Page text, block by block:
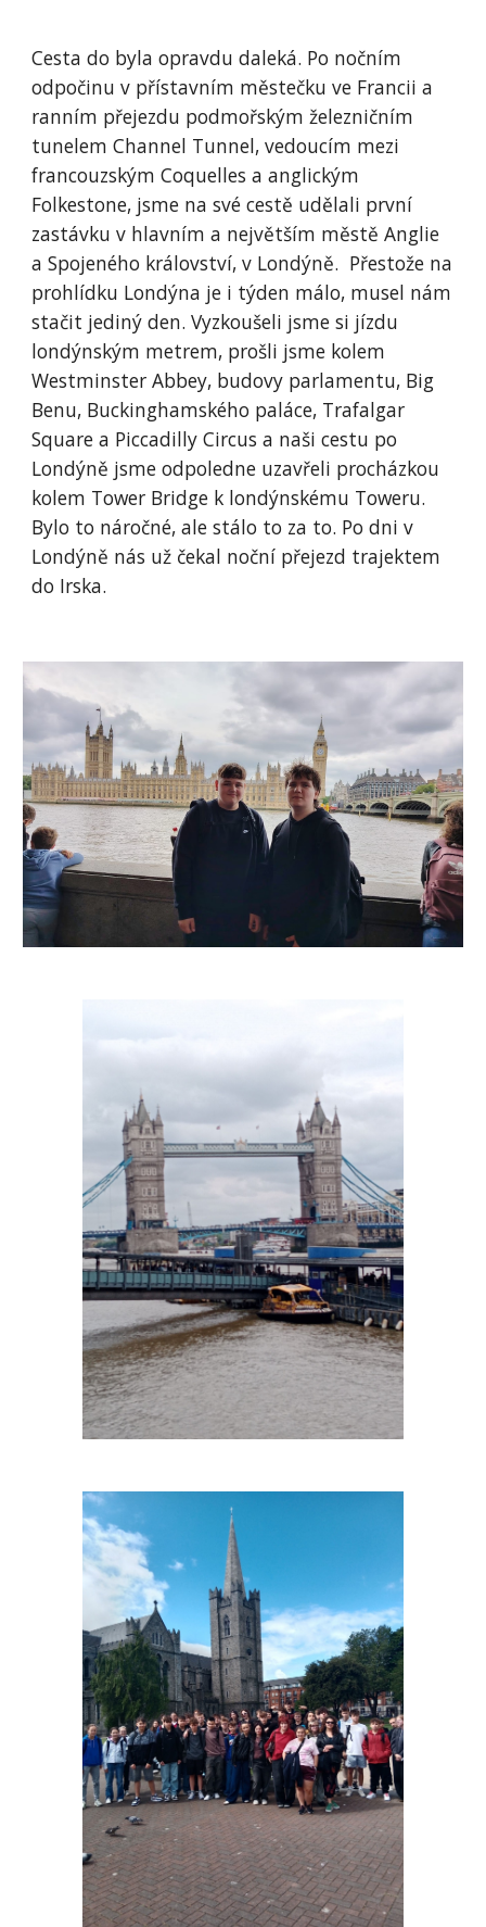
Cesta do byla opravdu daleká. Po nočním
odpočinu v přístavním městečku ve Francii a
ranním přejezdu podmořským železničním
tunelem Channel Tunnel, vedoucím mezi
francouzským Coquelles a anglickým
Folkestone, jsme na své cestě udělali první
zastávku v hlavním a největším městě Anglie
a Spojeného království, v Londýně. Přestože na
prohlídku Londýna je i týden málo, musel nám
stačit jediný den. Vyzkoušeli jsme si jízdu
londýnským metrem, prošli jsme kolem
Westminster Abbey, budovy parlamentu, Big
Benu, Buckinghamského paláce, Trafalgar
Square a Piccadilly Circus a naši cestu po
Londýně jsme odpoledne uzavřeli procházkou
kolem Tower Bridge k londýnskému Toweru.
Bylo to náročné, ale stálo to za to. Po dni v
Londýně nás už čekal noční přejezd trajektem
do Irska.